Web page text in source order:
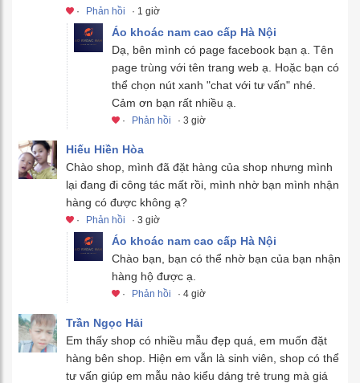
· Phản hồi · 1 giờ
Áo khoác nam cao cấp Hà Nội
Dạ, bên mình có page facebook bạn ạ. Tên
page trùng với tên trang web ạ. Hoặc bạn có
thể chọn nút xanh "chat với tư vấn" nhé.
Cảm ơn bạn rất nhiều ạ.
· Phản hồi · 3 giờ
Hiếu Hiền Hòa
Chào shop, mình đã đặt hàng của shop nhưng mình
lại đang đi công tác mất rồi, mình nhờ bạn mình nhận
hàng có được không ạ?
· Phản hồi · 3 giờ
Áo khoác nam cao cấp Hà Nội
Chào bạn, bạn có thể nhờ bạn của bạn nhận
hàng hộ được ạ.
· Phản hồi · 4 giờ
Trần Ngọc Hải
Em thấy shop có nhiều mẫu đẹp quá, em muốn đặt
hàng bên shop. Hiện em vẫn là sinh viên, shop có thể
tư vấn giúp em mẫu nào kiểu dáng trẻ trung mà giá